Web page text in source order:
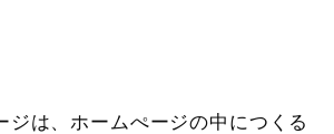
ジは、ホームぺージの中につくる